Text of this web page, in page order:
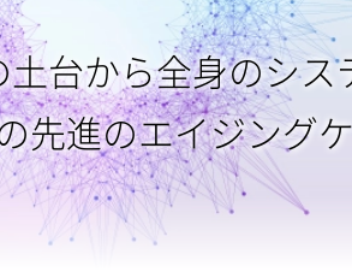
台から全身のシス
先進のエイジング